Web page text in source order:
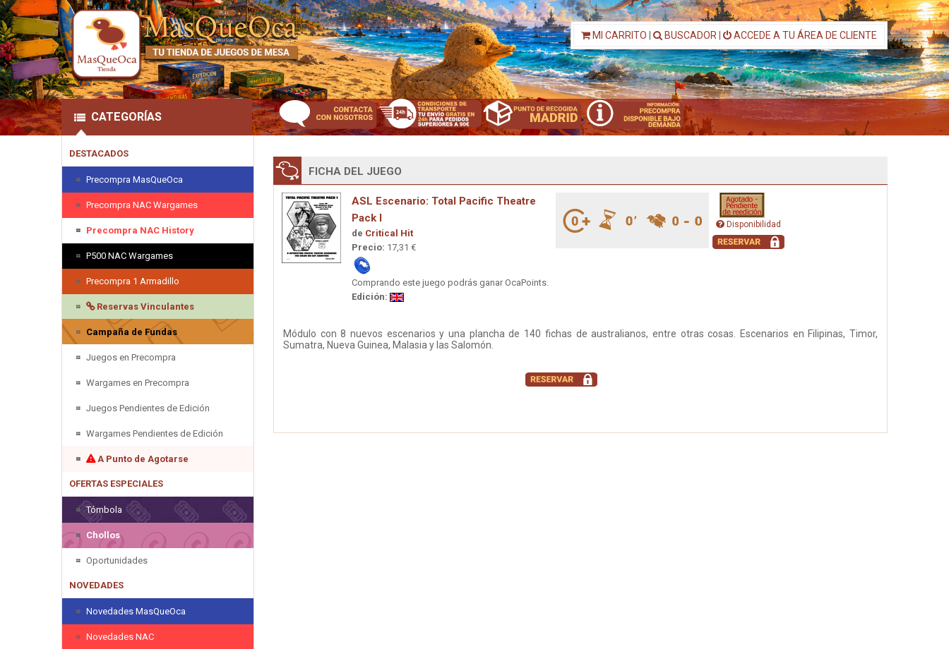
MI CARRITO BUSCADOR ACCEDE A TU ÁREA DE CLIENTE
CATEGORÍAS
DESTACADOS
Precompra MasQueOca
Precompra NAC Wargames
Precompra NAC History
P500 NAC Wargames
Precompra 1 Armadillo
Reservas Vinculantes
Campaña de Fundas
Juegos en Precompra
Wargames en Precompra
Juegos Pendientes de Edición
Wargames Pendientes de Edición
A Punto de Agotarse
OFERTAS ESPECIALES
Tómbola
Chollos
Oportunidades
NOVEDADES
Novedades MasQueOca
Novedades NAC
FICHA DEL JUEGO
ASL Escenario: Total Pacific Theatre
Pack I
de Critical Hit
Precio: 17,31 €
Comprando este juego podrás ganar OcaPoints.
Edición:
Disponibilidad
Módulo con 8 nuevos escenarios y una plancha de 140 fichas de australianos, entre otras cosas. Escenarios en Filipinas, Timor,
Sumatra, Nueva Guinea, Malasia y las Salomón.